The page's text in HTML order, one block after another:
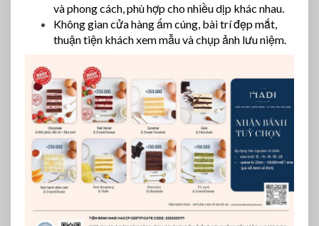
và phong cách, phù hợp cho nhiều dịp khác nhau.
Không gian cửa hàng ấm cúng, bài trí đẹp mắt,
thuận tiện khách xem mẫu và chụp ảnh lưu niệm.